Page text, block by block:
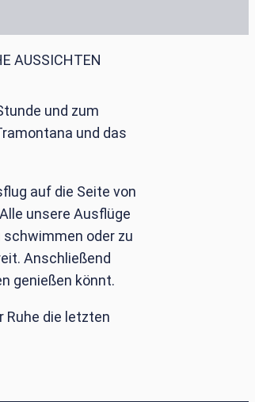
AUSSICHTEN
und zum
und das
auf die Seite von
unsere Ausflüge
schwimmen oder zu
Anschließend
genießen könnt.
Ruhe die letzten